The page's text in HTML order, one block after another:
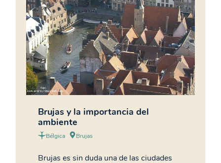
Brujas y la importancia del
ambiente
Bélgica Brujas
Brujas es sin duda una de las ciudades